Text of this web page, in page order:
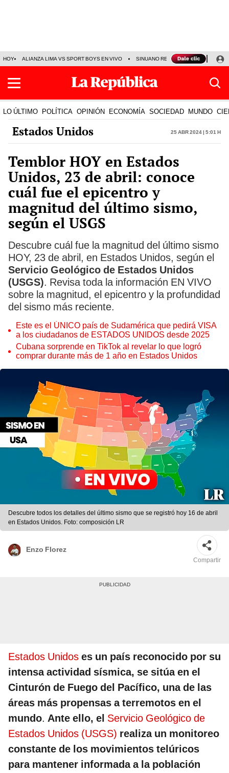
HOY ALIANZA LIMA VS SPORT BOYS EN VIVO SINUANO RESULTADOS HOY
LO ÚLTIMO POLÍTICA OPINIÓN ECONOMÍA SOCIEDAD MUNDO
Estados Unidos 25 Abr 2024 | 5:01 h
Temblor HOY en Estados
Unidos, 23 de abril: conoce
cuál fue el epicentro y
magnitud del último sismo,
según el USGS
Descubre cuál fue la magnitud del último sismo
HOY, 23 de abril, en Estados Unidos, según el
Servicio Geológico de Estados Unidos
(USGS). Revisa toda la información EN VIVO
sobre la magnitud, el epicentro y la profundidad
del sismo más reciente.
Este es el ÚNICO país de Sudamérica que pedirá VISA
a los ciudadanos de ESTADOS UNIDOS desde 2025
Cubana sorprende en TikTok al revelar lo que logró
comprar durante más de 1 año en Estados Unidos
Descubre todos los detalles del último sismo que se registró hoy 16 de abril
en Estados Unidos. Foto: composición LR
Enzo Florez
Compartir
Estados Unidos es un país reconocido por su
intensa actividad sísmica, se sitúa en el
Cinturón de Fuego del Pacífico, una de las
áreas más propensas a terremotos en el
mundo. Ante ello, el Servicio Geológico de
Estados Unidos (USGS) realiza un monitoreo
constante de los movimientos telúricos
para mantener informada a la población